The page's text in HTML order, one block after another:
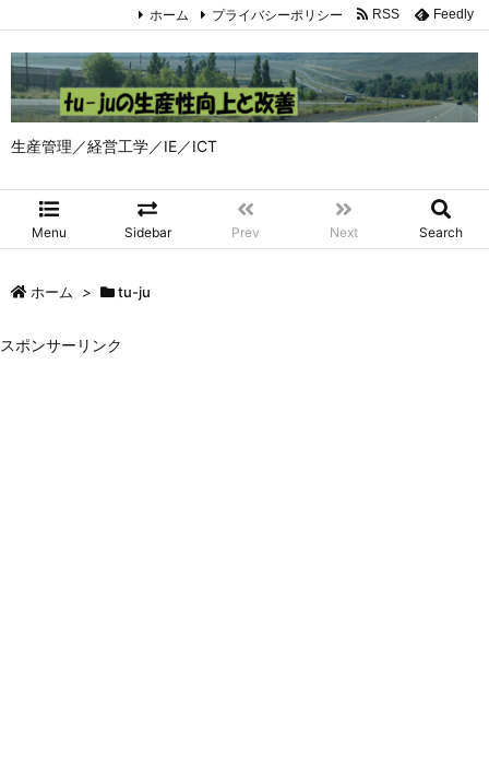
生産管理／経営工学／IE／ICT
Menu Sidebar Prev Next Search
ホーム プライバシーポリシー RSS Feedly
ホーム > tu-ju
スポンサーリンク